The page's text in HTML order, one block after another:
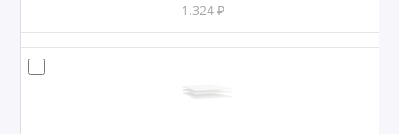
1.324 ₽